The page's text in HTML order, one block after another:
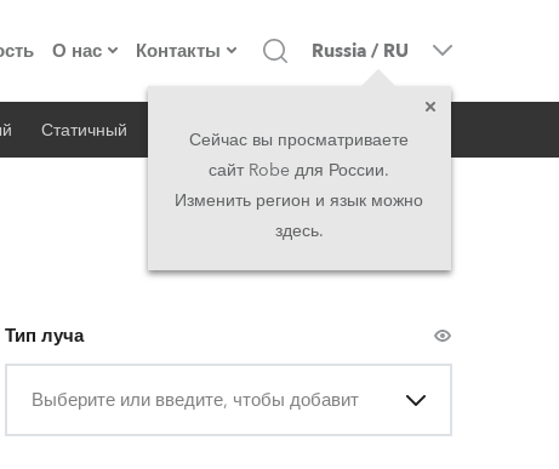
О нас
о компании
Сделано в Европе
юридическая информация
Контакты
Головной офис
Головной офис
Asia and Pacific
Russia / RU
Сейчас вы просматриваете
сайт Robe для России.
Изменить регион и язык можно
здесь.
Статичный iSeries
Тип луча
Выберите или введите, чтобы добавить